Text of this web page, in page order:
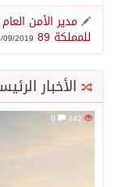
مدير الأمن
للمملكة 89 09/2019
الأخبار